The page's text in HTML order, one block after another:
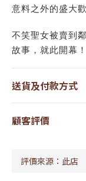
意料之外的盛大
不笑聖女被賣到
故事，就此開幕！
送貨及付款方式
顧客評價